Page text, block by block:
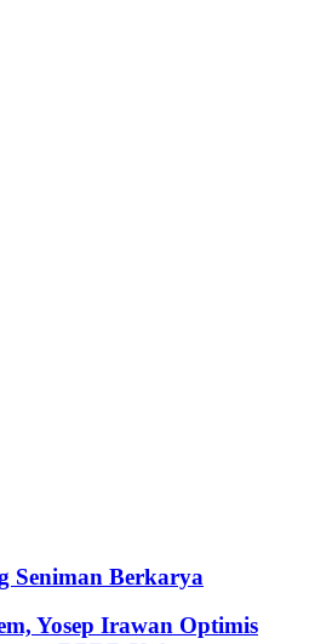
Seniman Berkarya
Yosep Irawan Optimis